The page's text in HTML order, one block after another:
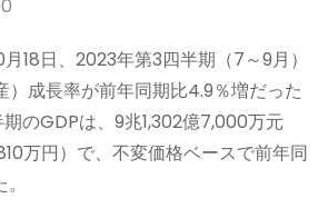
18日、2023年第3四半期（7～9月）
）成長率が前年同期比4.9％増だった
期のGDPは、9兆1,302億7,000万元
万円）で、不変価格ベースで前年同